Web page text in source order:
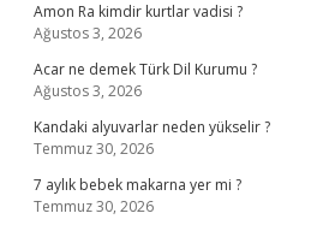
Amon Ra kimdir kurtlar vadisi ?
Ağustos 3, 2026
Acar ne demek Türk Dil Kurumu ?
Ağustos 3, 2026
Kandaki alyuvarlar neden yükselir ?
Temmuz 30, 2026
7 aylık bebek makarna yer mi ?
Temmuz 30, 2026